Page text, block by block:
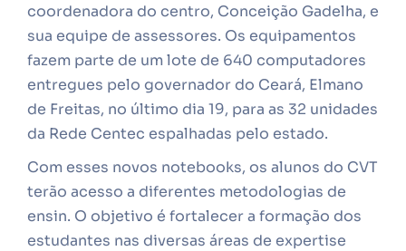
coordenadora do centro, Conceição Gadelha, e
sua equipe de assessores. Os equipamentos
fazem parte de um lote de 640 computadores
entregues pelo governador do Ceará, Elmano
de Freitas, no último dia 19, para as 32 unidades
da Rede Centec espalhadas pelo estado.
Com esses novos notebooks, os alunos do CVT
terão acesso a diferentes metodologias de
ensin. O objetivo é fortalecer a formação dos
estudantes nas diversas áreas de expertise